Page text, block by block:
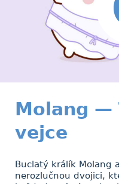
Molang —
vejce
Buclatý králík Molang
nerozlučnou dvojici,